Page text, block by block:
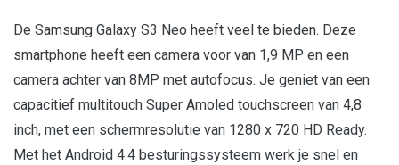
De Samsung Galaxy S3 Neo heeft veel te bieden. Deze
smartphone heeft een camera voor van 1,9 MP en een
camera achter van 8MP met autofocus. Je geniet van een
capacitief multitouch Super Amoled touchscreen van 4,8
inch, met een schermresolutie van 1280 x 720 HD Ready.
Met het Android 4.4 besturingssysteem werk je snel en